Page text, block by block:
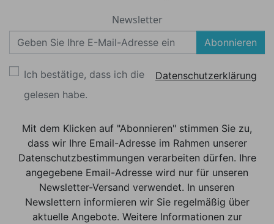
Newsletter
Abonnieren
Ich bestätige, dass ich die
Datenschutzerklärung
gelesen habe.
Mit dem Klicken auf "Abonnieren" stimmen Sie zu,
dass wir Ihre Email-Adresse im Rahmen unserer
Datenschutzbestimmungen verarbeiten dürfen. Ihre
angegebene Email-Adresse wird nur für unseren
Newsletter-Versand verwendet. In unseren
Newslettern informieren wir Sie regelmäßig über
aktuelle Angebote. Weitere Informationen zur